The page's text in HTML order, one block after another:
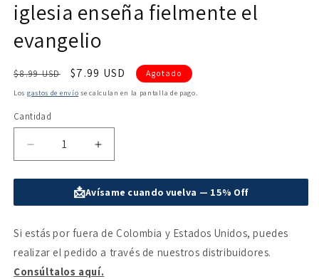
ventana
modal
iglesia enseña fielmente el
evangelio
Precio
habitual
$8.99 USD
Precio
de
$7.99 USD Agotado
Los gastos de envío se calculan en la pantalla de pago.
Cantidad
Reducir
cantidad
para
teología
bíblica:
Cómo
la
iglesia
Aumentar
cantidad
para
La
teología
Cómo
la
iglesia
📩Avísame cuando vuelva — 15% Off
Si estás por fuera de Colombia y Estados Unidos, puedes
realizar el pedido a través de nuestros distribuidores.
Consúltalos aquí.